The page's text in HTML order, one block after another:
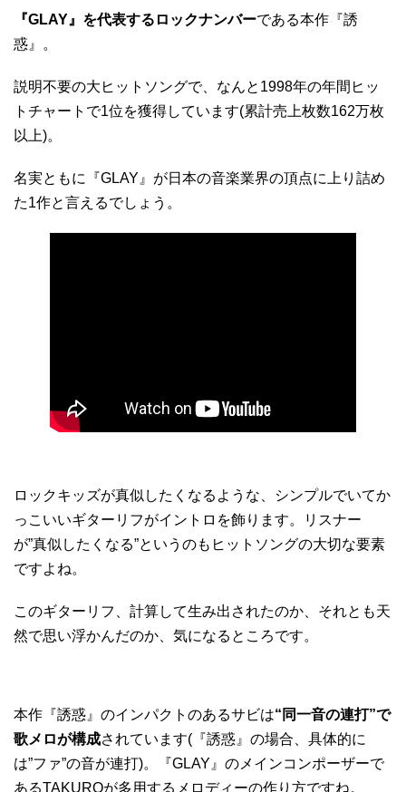
『GLAY』を代表するロックナンバーである本作『誘
惑』。
説明不要の大ヒットソングで、なんと1998年の年間ヒッ
トチャートで1位を獲得しています(累計売上枚数162万枚
以上)。
名実ともに『GLAY』が日本の音楽業界の頂点に上り詰め
た1作と言えるでしょう。
ロックキッズが真似したくなるような、シンプルでいてか
っこいいギターリフがイントロを飾ります。リスナー
が”真似したくなる”というのもヒットソングの大切な要素
ですよね。
このギターリフ、計算して生み出されたのか、それとも天
然で思い浮かんだのか、気になるところです。
本作『誘惑』のインパクトのあるサビは“同一音の連打”で
歌メロが構成されています(『誘惑』の場合、具体的に
は”ファ”の音が連打)。『GLAY』のメインコンポーザーで
あるTAKUROが多用するメロディーの作り方ですね。